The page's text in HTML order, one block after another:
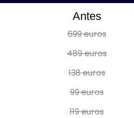
Antes
699 euros
489 euros
138 euros
99 euros
119 euros